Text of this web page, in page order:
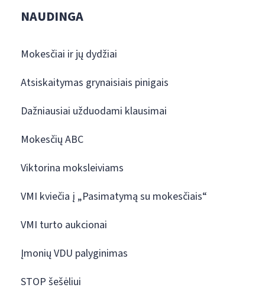
NAUDINGA
Mokesčiai ir jų dydžiai
Atsiskaitymas grynaisiais pinigais
Dažniausiai užduodami klausimai
Mokesčių ABC
Viktorina moksleiviams
VMI kviečia į „Pasimatymą su mokesčiais“
VMI turto aukcionai
Įmonių VDU palyginimas
STOP šešėliui